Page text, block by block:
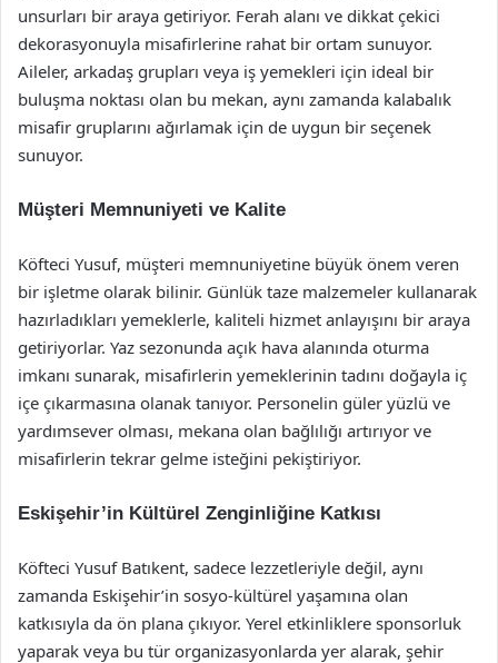
unsurları bir araya getiriyor. Ferah alanı ve dikkat çekici
dekorasyonuyla misafirlerine rahat bir ortam sunuyor.
Aileler, arkadaş grupları veya iş yemekleri için ideal bir
buluşma noktası olan bu mekan, aynı zamanda kalabalık
misafir gruplarını ağırlamak için de uygun bir seçenek
sunuyor.
Müşteri Memnuniyeti ve Kalite
Köfteci Yusuf, müşteri memnuniyetine büyük önem veren
bir işletme olarak bilinir. Günlük taze malzemeler kullanarak
hazırladıkları yemeklerle, kaliteli hizmet anlayışını bir araya
getiriyorlar. Yaz sezonunda açık hava alanında oturma
imkanı sunarak, misafirlerin yemeklerinin tadını doğayla iç
içe çıkarmasına olanak tanıyor. Personelin güler yüzlü ve
yardımsever olması, mekana olan bağlılığı artırıyor ve
misafirlerin tekrar gelme isteğini pekiştiriyor.
Eskişehir’in Kültürel Zenginliğine Katkısı
Köfteci Yusuf Batıkent, sadece lezzetleriyle değil, aynı
zamanda Eskişehir’in sosyo-kültürel yaşamına olan
katkısıyla da ön plana çıkıyor. Yerel etkinliklere sponsorluk
yaparak veya bu tür organizasyonlarda yer alarak, şehir